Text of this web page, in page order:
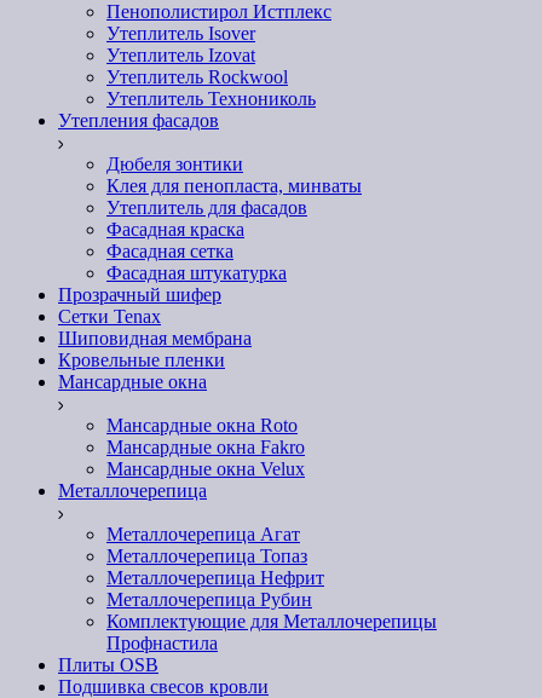
Пенополистирол Истплекс
Утеплитель Isover
Утеплитель Izovat
Утеплитель Rockwool
Утеплитель Технониколь
Утепления фасадов
Дюбеля зонтики
Клея для пенопласта, минваты
Утеплитель для фасадов
Фасадная краска
Фасадная сетка
Фасадная штукатурка
Прозрачный шифер
Сетки Tenax
Шиповидная мембрана
Кровельные пленки
Мансардные окна
Мансардные окна Roto
Мансардные окна Fakro
Мансардные окна Velux
Металлочерепица
Металлочерепица Агат
Металлочерепица Топаз
Металлочерепица Нефрит
Металлочерепица Рубин
Комплектующие для Металлочерепицы
Профнастила
Плиты OSB
Подшивка свесов кровли